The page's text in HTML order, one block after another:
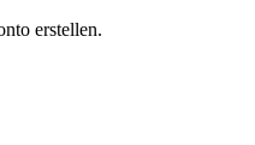
erstellen.